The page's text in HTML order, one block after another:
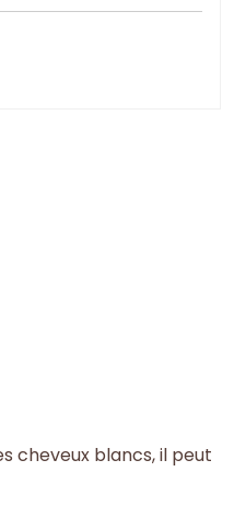
cheveux blancs, il peut